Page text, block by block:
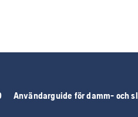
Användarguide för damm- och